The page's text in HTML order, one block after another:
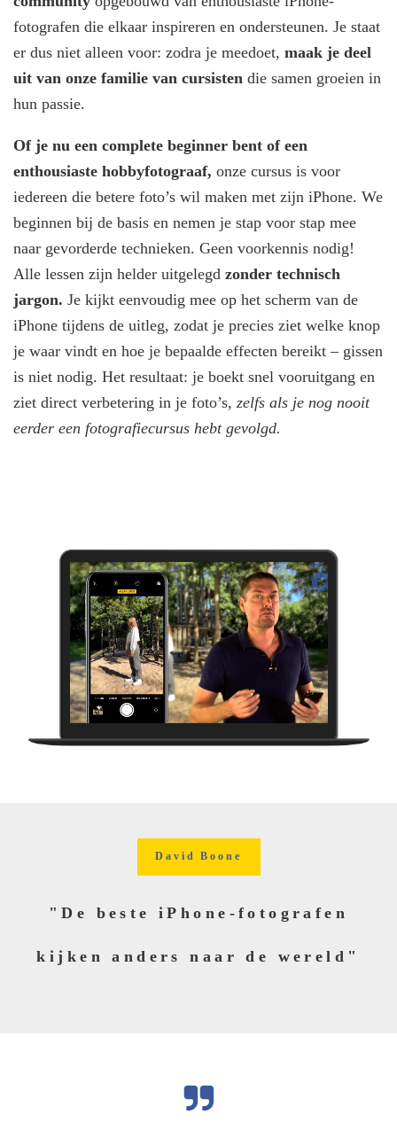
fotografen die elkaar inspireren en ondersteunen. Je staat
er dus niet alleen voor: zodra je meedoet, maak je deel
uit van onze familie van cursisten die samen groeien in
hun passie.
Of je nu een complete beginner bent of een
enthousiaste hobbyfotograaf, onze cursus is voor
iedereen die betere foto’s wil maken met zijn iPhone. We
beginnen bij de basis en nemen je stap voor stap mee
naar gevorderde technieken. Geen voorkennis nodig!
Alle lessen zijn helder uitgelegd zonder technisch
jargon. Je kijkt eenvoudig mee op het scherm van de
iPhone tijdens de uitleg, zodat je precies ziet welke knop
je waar vindt en hoe je bepaalde effecten bereikt – gissen
is niet nodig. Het resultaat: je boekt snel vooruitgang en
ziet direct verbetering in je foto’s, zelfs als je nog nooit
eerder een fotografiecursus hebt gevolgd.
David Boone
"De beste iPhone-fotografen
kijken anders naar de wereld"